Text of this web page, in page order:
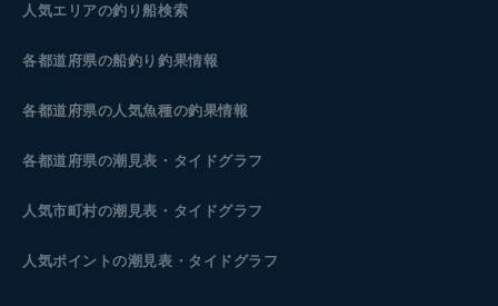
人気エリアの釣り船検索
各都道府県の船釣り釣果情報
各都道府県の人気魚種の釣果情報
各都道府県の潮見表 ・タイドグラフ
人気市町村の潮見表・タイドグラフ
人気ポイントの潮見表・タイドグラフ